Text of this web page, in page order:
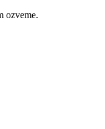
ozveme.